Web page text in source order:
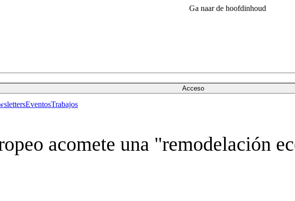
Ga naar de hoofdinhoud
Acceso
EventosTrabajos
acomete una "remodelación